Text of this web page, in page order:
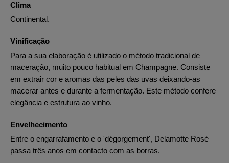
Clima
Continental.
Vinificação
Para a sua elaboração é utilizado o método tradicional de
maceração, muito pouco habitual em Champagne. Consiste
em extrair cor e aromas das peles das uvas deixando-as
macerar antes e durante a fermentação. Este método confere
elegância e estrutura ao vinho.
Envelhecimento
Entre o engarrafamento e o 'dégorgement', Delamotte Rosé
passa três anos em contacto com as borras.